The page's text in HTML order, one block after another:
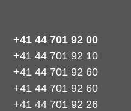
+41 44 701 92 00
+41 44 701 92 10
+41 44 701 92 60
+41 44 701 92 60
+41 44 701 92 26